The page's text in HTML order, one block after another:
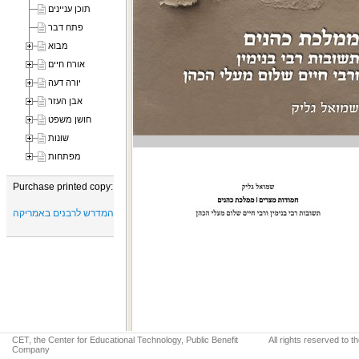
תוכן עניינים
פתח דבר
מבוא
אורח חיים
יורה דעה
אבן העזר
חושן משפט
שונות
מפתחות
Purchase printed copy:
מכון שוקן למחקר היהדות שליד בית המדרש לרבנים באמריקה
CET, the Center for Educational Technology, Public Benefit
Company
All rights reserved to